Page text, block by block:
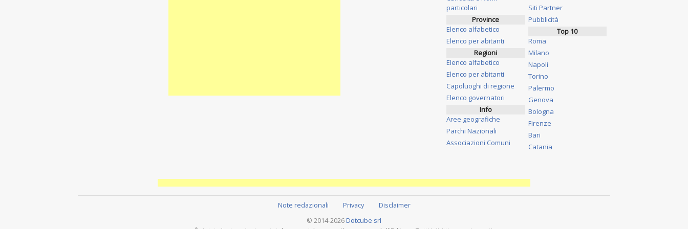
particolari
Province
Elenco alfabetico
Elenco per abitanti
Regioni
Elenco alfabetico
Elenco per abitanti
Capoluoghi di regione
Elenco governatori
Info
Aree geografiche
Parchi Nazionali
Associazioni Comuni
Siti Partner
Pubblicità
Top 10
Roma
Milano
Napoli
Torino
Palermo
Genova
Bologna
Firenze
Bari
Catania
Note redazionali Privacy
Disclaimer
© 2014-2026 Dotcube srl